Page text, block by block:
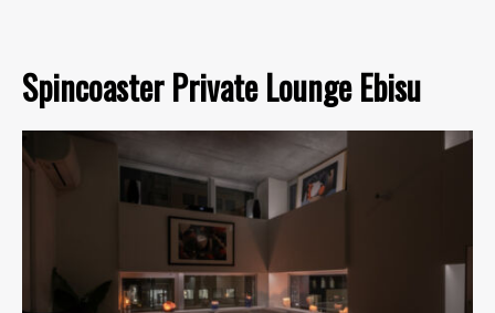
Spincoaster Private Lounge Ebisu